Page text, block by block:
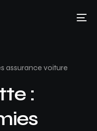
assurance voiture
: